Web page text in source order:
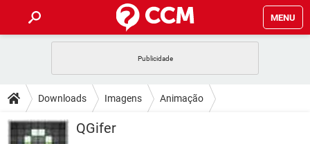
MENU
CELULAR FACEBOOK
OUTLOOK
DICAS
JOGOS WHATSAPP
CELULAR
DOWNLOADS
Downloads Imagens Animação
QGifer